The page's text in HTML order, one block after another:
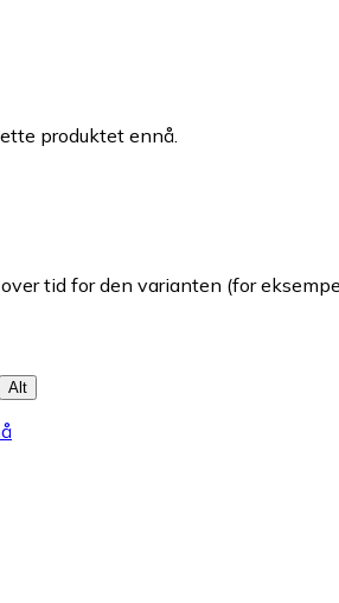
produktet ennå.
tid for den varianten (for
Alt